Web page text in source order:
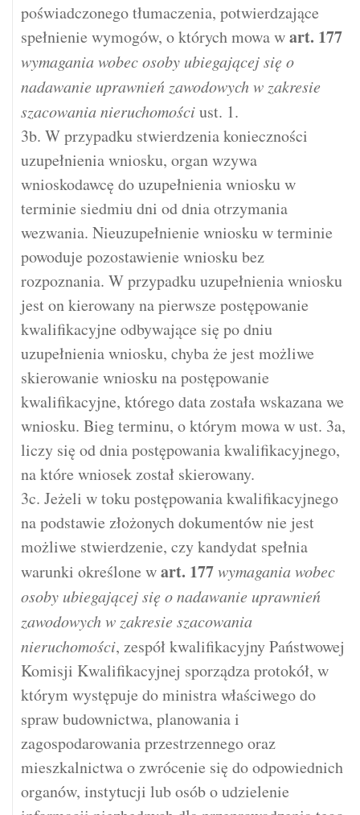
poświadczonego tłumaczenia, potwierdzające
spełnienie wymogów, o których mowa wart. 177
wymagania wobec osoby ubiegającej się o
nadawanie uprawnień zawodowych w zakresie
szacowania nieruchomościust. 1.
3b. W przypadku stwierdzenia konieczności
uzupełnienia wniosku, organ wzywa
wnioskodawcę do uzupełnienia wniosku w
terminie siedmiu dni od dnia otrzymania
wezwania. Nieuzupełnienie wniosku w terminie
powoduje pozostawienie wniosku bez
rozpoznania. W przypadku uzupełnienia wniosku
jest on kierowany na pierwsze postępowanie
kwalifikacyjne odbywające się po dniu
uzupełnienia wniosku, chyba że jest możliwe
skierowanie wniosku na postępowanie
kwalifikacyjne, którego data została wskazana we
wniosku. Bieg terminu, o którym mowa w ust. 3a,
liczy się od dnia postępowania kwalifikacyjnego,
na które wniosek został skierowany.
3c. Jeżeli w toku postępowania kwalifikacyjnego
na podstawie złożonych dokumentów nie jest
możliwe stwierdzenie, czy kandydat spełnia
warunki określone wart. 177wymagania wobec
osoby ubiegającej się o nadawanie uprawnień
zawodowych w zakresie szacowania
nieruchomości, zespół kwalifikacyjny Państwowej
Komisji Kwalifikacyjnej sporządza protokół, w
którym występuje do ministra właściwego do
spraw budownictwa, planowania i
zagospodarowania przestrzennego oraz
mieszkalnictwa o zwrócenie się do odpowiednich
organów, instytucji lub osób o udzielenie